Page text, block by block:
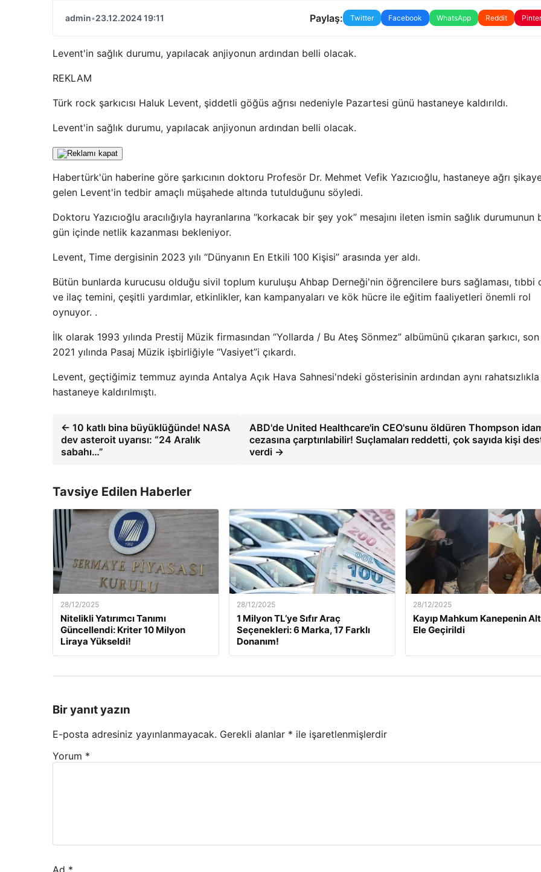
admin•23.12.2024 19:11 Paylaş: Twitter Facebook WhatsApp Reddit
Levent'in sağlık durumu, yapılacak anjiyonun ardından belli olacak.
REKLAM
Türk rock şarkıcısı Haluk Levent, şiddetli göğüs ağrısı nedeniyle Pazartesi günü hastaneye kaldırıldı.
Levent'in sağlık durumu, yapılacak anjiyonun ardından belli olacak.
Habertürk'ün haberine göre şarkıcının doktoru Profesör Dr. Mehmet Vefik Yazıcıoğlu, hastaneye ağrı
gelen Levent'in tedbir amaçlı müşahede altında tutulduğunu söyledi.
Doktoru Yazıcıoğlu aracılığıyla hayranlarına “korkacak bir şey yok” mesajını ileten ismin sağlık durumunun
gün içinde netlik kazanması bekleniyor.
Levent, Time dergisinin 2023 yılı “Dünyanın En Etkili 100 Kişisi” arasında yer aldı.
Bütün bunlarda kurucusu olduğu sivil toplum kuruluşu Ahbap Derneği'nin öğrencilere burs sağlaması, tıbbi
ve ilaç temini, çeşitli yardımlar, etkinlikler, kan kampanyaları ve kök hücre ile eğitim faaliyetleri önemli rol
oynuyor. .
İlk olarak 1993 yılında Prestij Müzik firmasından “Yollarda / Bu Ateş Sönmez” albümünü çıkaran şarkıcı,
2021 yılında Pasaj Müzik işbirliğiyle “Vasiyet”i çıkardı.
Levent, geçtiğimiz temmuz ayında Antalya Açık Hava Sahnesi'ndeki gösterisinin ardından aynı rahatsızlıkla
hastaneye kaldırılmıştı.
← 10 katlı bina büyüklüğünde! NASA
dev asteroit uyarısı: “24 Aralık
sabahı…”
ABD'de United Healthcare'in CEO'sunu öldüren Thompson
cezasına çarptırılabilir! Suçlamaları reddetti, çok sayıda kişi
verdi →
Tavsiye Edilen Haberler
28/12/2025
Nitelikli Yatırımcı Tanımı
Güncellendi: Kriter 10 Milyon
Liraya Yükseldi!
28/12/2025
1 Milyon TL’ye Sıfır Araç
Seçenekleri: 6 Marka, 17 Farklı
Donanım!
28/12/2025
Kayıp Mahkum Kanepenin
Ele Geçirildi
Bir yanıt yazın
E-posta adresiniz yayınlanmayacak. Gerekli alanlar * ile işaretlenmişlerdir
Yorum *
Ad *